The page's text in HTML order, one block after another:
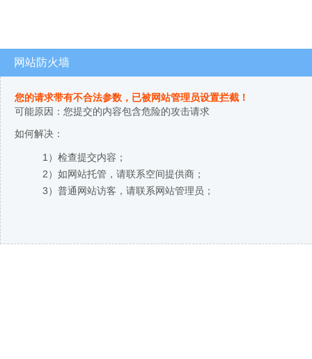
网站防火墙
您的请求带有不合法参数，已被网站管理员设置拦截！
可能原因：您提交的内容包含危险的攻击请求
如何解决：
1）检查提交内容；
2）如网站托管，请联系空间提供商；
3）普通网站访客，请联系网站管理员；